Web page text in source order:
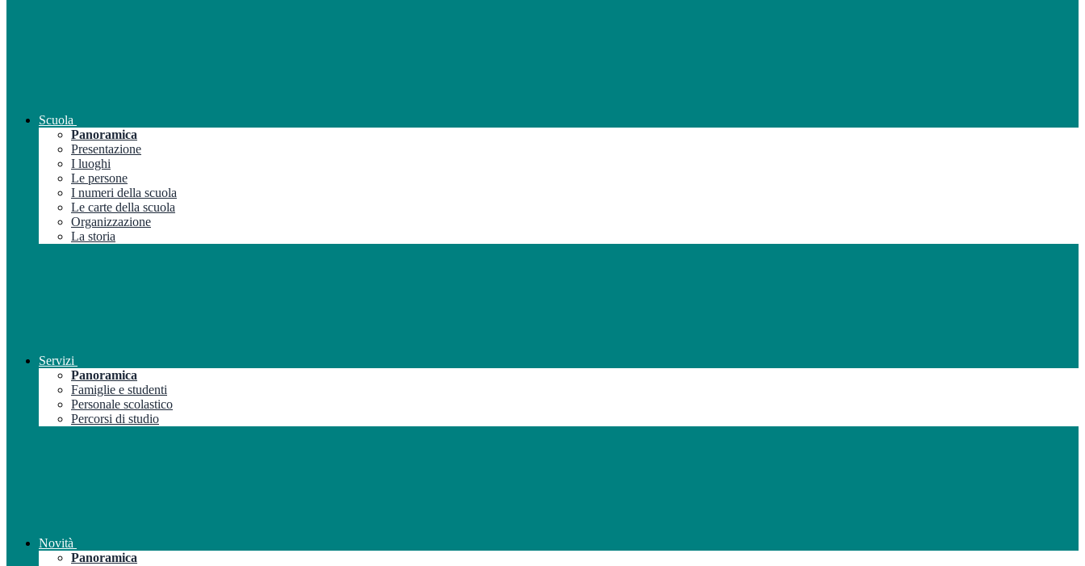
Scuola
Panoramica
Presentazione
I luoghi
Le persone
I numeri della scuola
Le carte della scuola
Organizzazione
La storia
Servizi
Panoramica
Famiglie e studenti
Personale scolastico
Percorsi di studio
Novità
Panoramica